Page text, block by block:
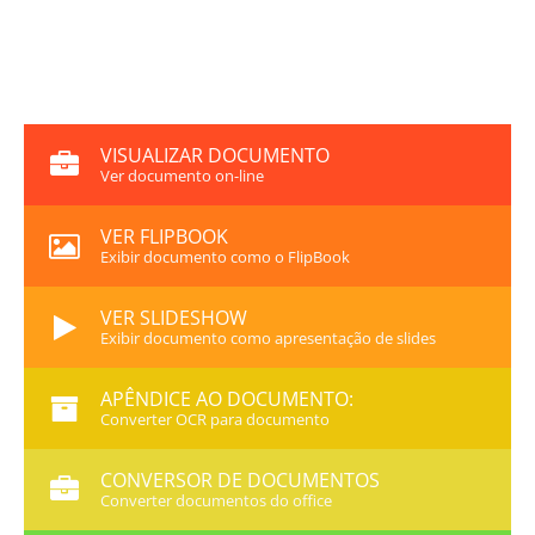
VISUALIZAR DOCUMENTO
Ver documento on-line
VER FLIPBOOK
Exibir documento como o FlipBook
VER SLIDESHOW
Exibir documento como apresentação de slides
APÊNDICE AO DOCUMENTO:
Converter OCR para documento
CONVERSOR DE DOCUMENTOS
Converter documentos do office